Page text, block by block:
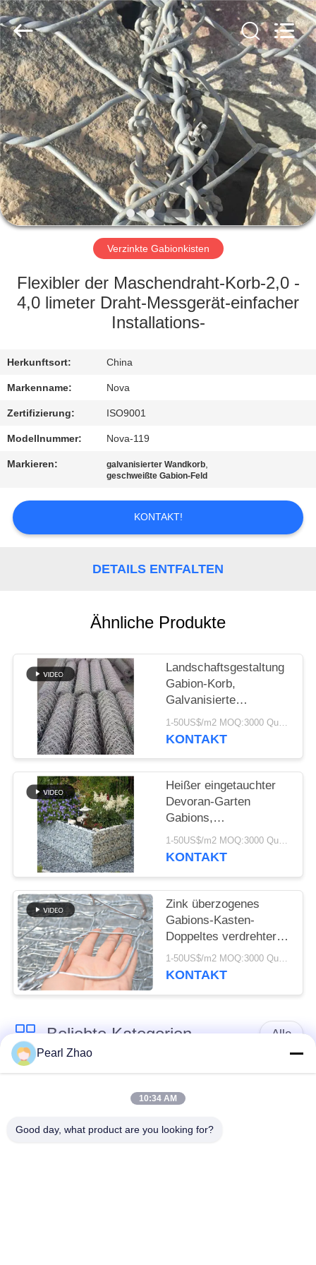
ZU
HAUSE
PRODUKTE
VIDEOS
VR-
ÜBER
WERKSBESICHTIGUNG
QUALITÄTSKONTROLLE
KONTAKT
UNS
DATENSCHUTZRICHTLINIE
Metal
Wire
Mesh
Products
Co.,
Ltd..
All
Rights
Reserved.
Verzinkte Gabionkisten
Flexibler der Maschendraht-Korb-2,0 -
4,0 limeter Draht-Messgerät-einfacher
Installations-
Herkunftsort: China
Markenname: Nova
Zertifizierung: ISO9001
Modellnummer: Nova-119
Markieren: galvanisierter Wandkorb,
geschweißte Gabion-Feld
KONTAKT!
DETAILS ENTFALTEN
Ähnliche Produkte
Landschaftsgestaltung
Gabion-Korb,
Galvanisierte
Sechseckdrahtnetze
Box für dekorative und
1-50US$/m2 MOQ:3000 Quadratmeter
KONTAKT
Heißer eingetauchter
Devoran-Garten
Gabions,
Schweißungs-
Maschen-Platten-Probe
1-50US$/m2 MOQ:3000 Quadratmeter
KONTAKT
Zink überzogenes
Gabions-Kasten-
Doppeltes verdrehter
sechseckiger Gabions-
Maschendraht
1-50US$/m2 MOQ:3000 Quadratmeter
KONTAKT
Beliebte Kategorien Alle
Drahtgeflecht
Pearl Zhao
10:34 AM
Good day, what product are you looking for?